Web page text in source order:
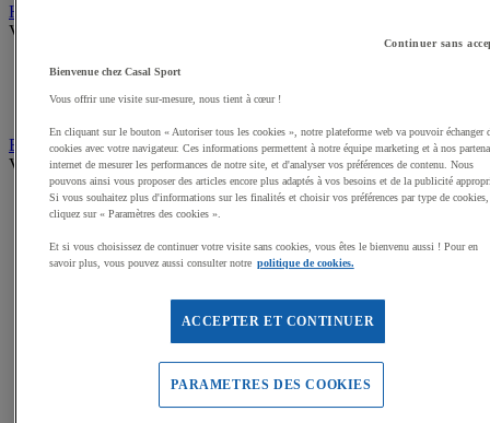
Haltères, Barres, Disques, Poids
Voir tous les produits
Haltères Musculation et Fitness
Barres Musculation et Fitness
Equipement de Fitness et Cross training
Voir tous les produits
Kettlebell
Tapis de sol pour le Fitness
Cordes à sauter
Steps
Médecine balls et Sacs lestés
Appareils abdominaux
Supports pompes
Continuer sans
Bienvenue chez Casal Sport
Vous offrir une visite sur-mesure, nous tient à cœur !
En cliquant sur le bouton « Autoriser tous les cookies », notre plateforme web va pouvoir échanger
cookies avec votre navigateur. Ces informations permettent à notre équipe marketing et à nos
internet de mesurer les performances de notre site, et d'analyser vos préférences de contenu. Nous
pouvons ainsi vous proposer des articles encore plus adaptés à vos besoins et de la publicité
Si vous souhaitez plus d'informations sur les finalités et choisir vos préférences par type de cookies,
cliquez sur « Paramètres des cookies ».
Et si vous choisissez de continuer votre visite sans cookies, vous êtes le bienvenu aussi ! Pour en
savoir plus, vous pouvez aussi consulter notre politique de cookies.
ACCEPTER ET CONTINUER
PARAMETRES DES COOKIES